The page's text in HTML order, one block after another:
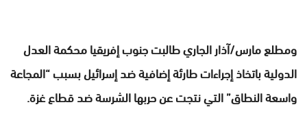
ومطلع مارس/آذار الجاري طالبت جنوب إفريقيا محكمة العدل
الدولية باتخاذ إجراءات طارئة إضافية ضد إسرائيل بسبب “المجاعة
واسعة النطاق” التي نتجت عن حربها الشرسة ضد قطاع غزة.